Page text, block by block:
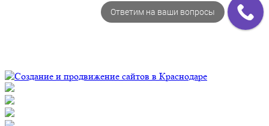
Ответим на ваши вопросы